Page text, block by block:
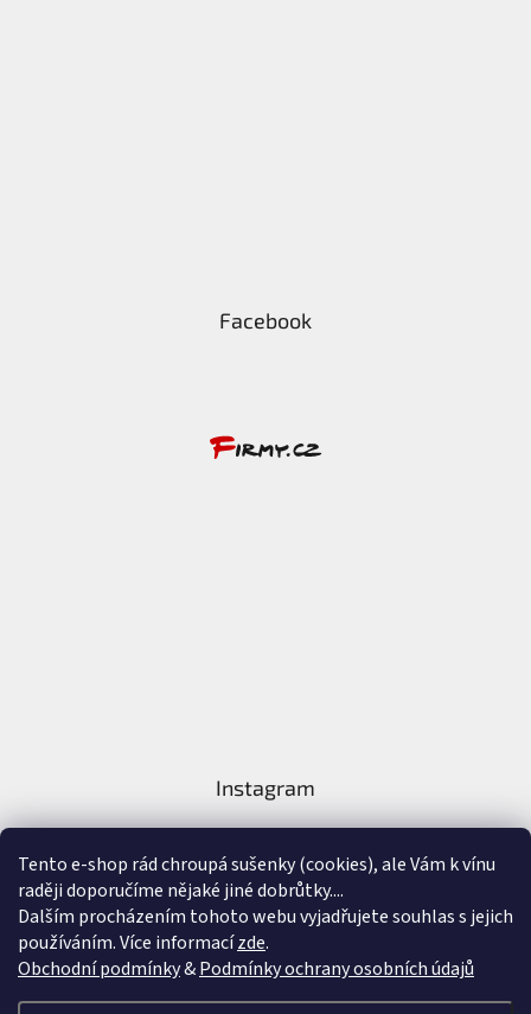
Tento e-shop rád chroupá sušenky (cookies), ale Vám k vínu
raději doporučíme nějaké jiné dobrůtky....
Dalším procházením tohoto webu vyjadřujete souhlas s jejich
používáním. Více informacízde.
Obchodní podmínky&Podmínky ochrany osobních údajů
Facebook
Instagram
Sledovat na Instagramu